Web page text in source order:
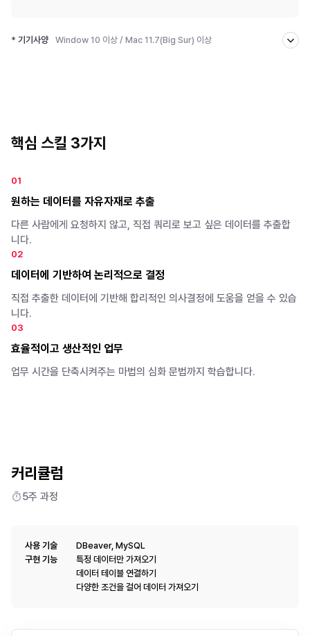
* 기기사양 Window 10 이상 / Mac 11.7(Big Sur) 이상
- 윈도우 : 버전 10 이상 / RAM 8G 이상 / i5 이상 / 64bit 이상
- Mac : 11.7 (Big Sur) 이상
핵심 스킬 3가지
01
원하는 데이터를 자유자재로 추출
다른 사람에게 요청하지 않고, 직접 쿼리로 보고 싶은 데이터를 추출합
니다.
02
데이터에 기반하여 논리적으로 결정
직접 추출한 데이터에 기반해 합리적인 의사결정에 도움을 얻을 수 있습
니다.
03
효율적이고 생산적인 업무
업무 시간을 단축시켜주는 마법의 심화 문법까지 학습합니다.
커리큘럼
5주 과정
사용 기술
DBeaver, MySQL
구현 기능
특정 데이터만 가져오기
데이터 테이블 연결하기
다양한 조건을 걸어 데이터 가져오기